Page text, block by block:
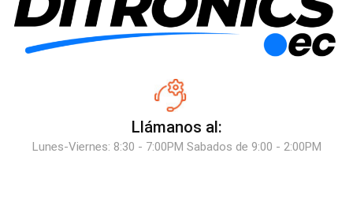
Llámanos al:
Lunes-Viernes: 8:30 - 7:00PM Sabados de 9:00 - 2:00PM